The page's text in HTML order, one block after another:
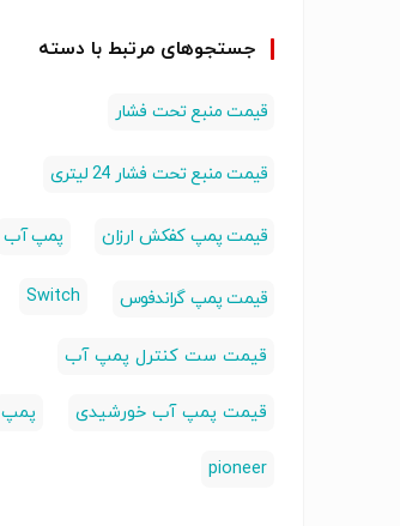
جستجوهای مرتبط با دسته
قیمت منبع تحت فشار
قیمت منبع تحت فشار 24 لیتری
قیمت پمپ کفکش ارزان پمپ آب
قیمت پمپ گراندفوس Switch
قیمت ست کنترل پمپ آب
قیمت پمپ آب خورشیدی پمپ
pioneer